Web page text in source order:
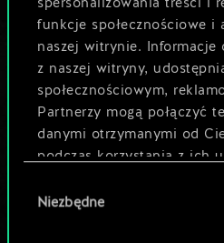
spersonalizowania treści i
funkcje społecznościowe i
naszej witrynie. Informacje
z naszej witryny,
społecznościowym,
Partnerzy mogą połączyć
danymi otrzymanymi od
podczas korzystania z ich
używanie plików cookie.
zgody
Niezbędne
Nazwij talię i opisz
Edytuj
LUB